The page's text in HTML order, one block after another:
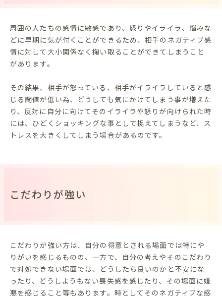
周囲の人たちの感情に敏感であり、怒りやイライラ、悩みな
どに早期に気が付くことができるため、相手のネガティブ感
情に対して大小関係なく掬い取ることができてしまうこと
があります。
その結果、相手が怒っている、相手がイライラしていると感
じる閾値が低い為、どうしても気にかけてしまう事が増えた
り、反対に自分に向けてそのイライラや怒りが向けられた時
には、ひどくショッキングな事として捉えてしまうなど、ス
トレスを大きくしてしまう場合があるのです。
こだわりが強い
こだわりが強い方は、自分の得意とされる場面では特にや
りがいを感じるものの、一方で、自分の考えやそのこだわり
で対処できない場面では、どうしたら良いのかと不安にな
ったり、どうしようもない喪失感を感じたり、その場面に嫌
悪を感じること等もあります。時としてそのネガティブな感